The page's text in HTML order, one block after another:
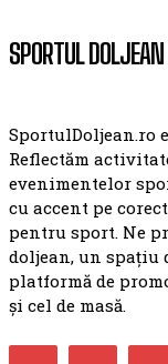
SPORTUL DOLJEAN
SportulDoljean.ro
Reflectăm
evenimentelor
cu accent pe
pentru sport. Ne
doljean, un spațiu
platformă de
și cel de masă.